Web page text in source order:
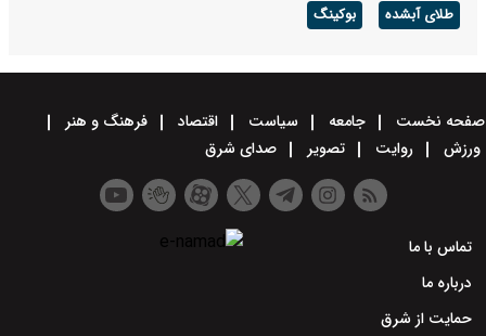
طلای آبشده بوکینگ
صفحه نخست جامعه سیاست اقتصاد
فرهنگ و هنر
ورزش
روایت تصویر صدای شرق
تماس با ما
درباره ما
حمایت از شرق